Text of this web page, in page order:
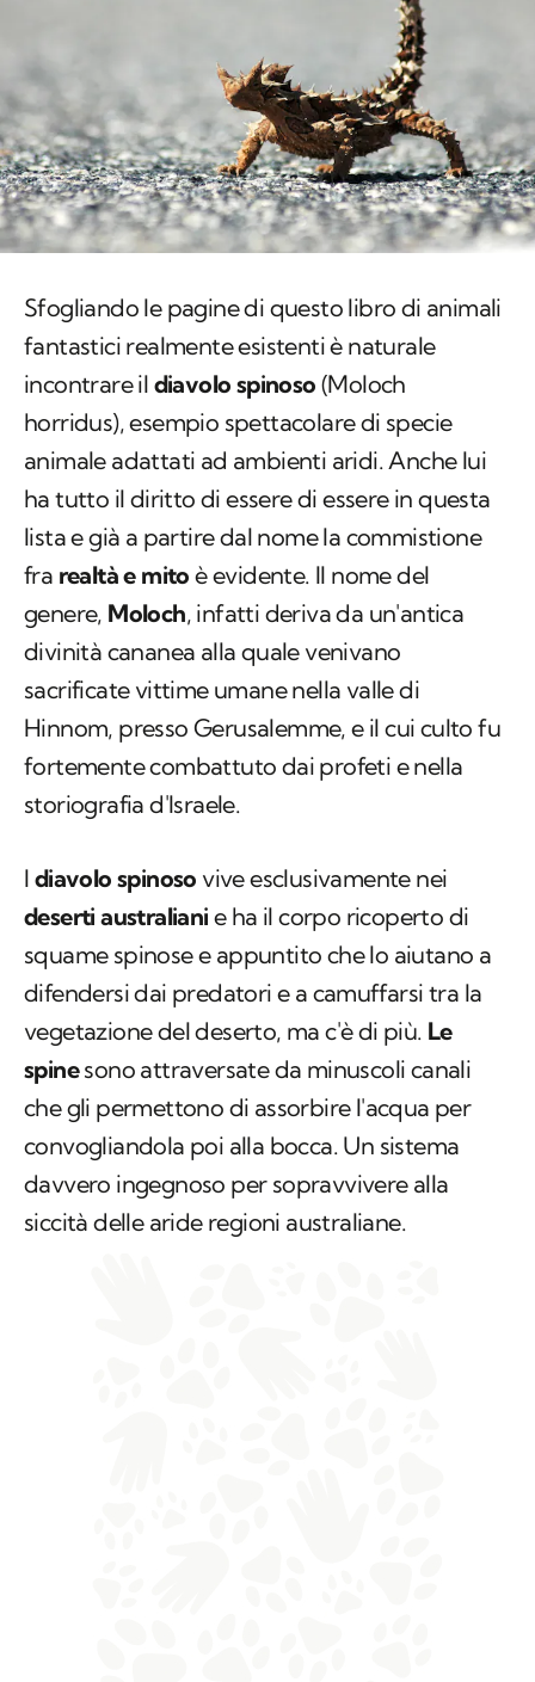
Sfogliando le pagine di questo libro di animali
fantastici realmente esistenti è naturale
incontrare il diavolo spinoso (Moloch
horridus),esempio spettacolare di specie
animale adattati ad ambienti aridi. Anche lui
ha tutto il diritto di essere di essere in questa
lista e già a partire dal nome la commistione
fra realtà e mito è evidente. Il nome del
genere, Moloch, infatti deriva da un'antica
divinità cananea alla quale venivano
sacrificate vittime umane nella valle di
Hinnom, presso Gerusalemme, e il cui culto fu
fortemente combattuto dai profeti e nella
storiografia d'Israele.
l diavolo spinoso vive esclusivamente nei
deserti australiani e ha il corpo ricoperto di
squame spinose e appuntito che lo aiutano a
difendersi dai predatori e a camuffarsi tra la
vegetazione del deserto, ma c'è di più. Le
spinesono attraversate da minuscoli canali
che gli permettono di assorbire l'acqua per
convogliandola poi alla bocca. Un sistema
davvero ingegnoso per sopravvivere alla
siccità delle aride regioni australiane.